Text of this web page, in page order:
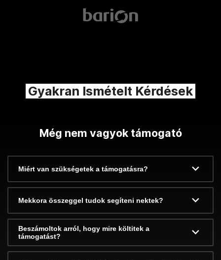
Gyakran Ismételt Kérdések
Még nem vagyok támogató
Miért van szükségetek a támogatásra?
Mekkora összeggel tudok segíteni nektek?
Beszámoltok arról, hogy mire költitek a
támogatást?